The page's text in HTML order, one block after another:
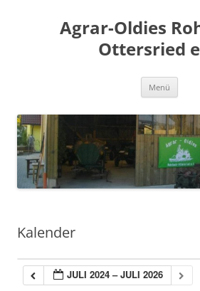
Agrar-Oldies
Ottersried
Menü
Kalender
JULI 2024 – JULI 2026